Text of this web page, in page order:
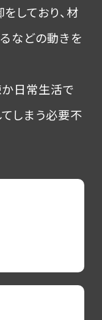
しており、材
などの動きを
日常生活で
しまう必要不